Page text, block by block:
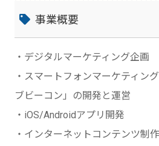
事業概要
・デジタルマーケティング企画
・スマートフォンマーケティン
ブビーコン」の開発と運営
・iOS/Androidアプリ開発
・インターネットコンテンツ制作